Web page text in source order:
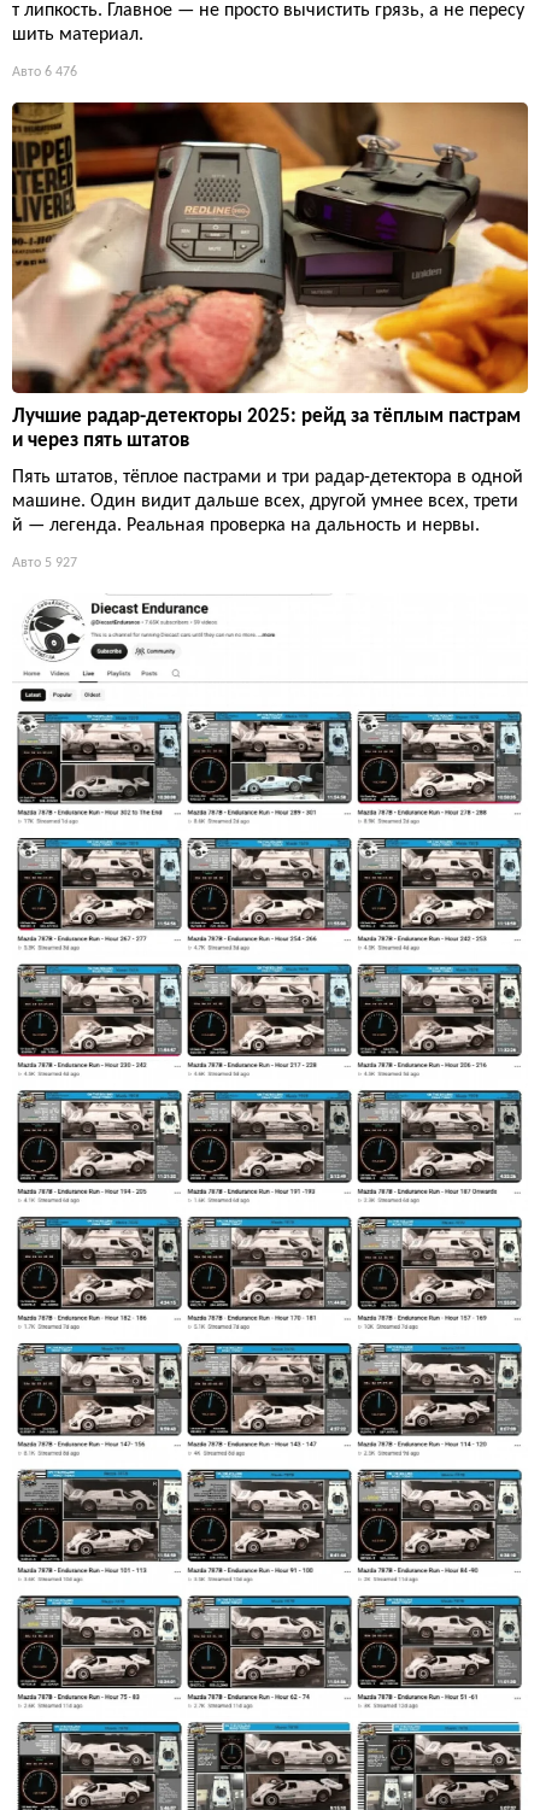
т липкость. Главное — не просто вычистить грязь, а не пересу
шить материал.
Авто 6 476
Лучшие радар-детекторы 2025: рейд за тёплым пастрам
и через пять штатов
Пять штатов, тёплое пастрами и три радар-детектора в одной
машине. Один видит дальше всех, другой умнее всех, трети
й — легенда. Реальная проверка на дальность и нервы.
Авто 5 927